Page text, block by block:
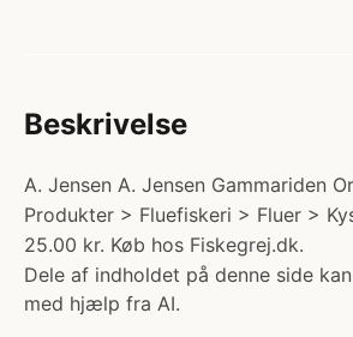
Beskrivelse
A. Jensen A. Jensen Gammariden
Produkter > Fluefiskeri > Fluer >
25.00 kr. Køb hos Fiskegrej.dk.
Dele af indholdet på denne side
med hjælp fra AI.